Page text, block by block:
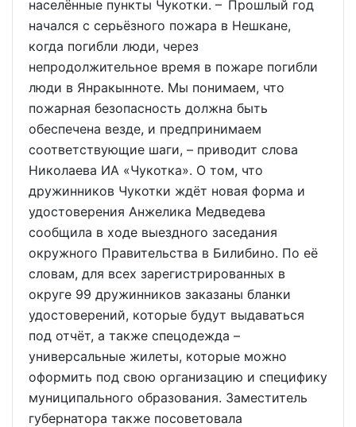
населённые пункты Чукотки. – Прошлый год
начался с серьёзного пожара в Нешкане,
когда погибли люди, через
непродолжительное время в пожаре погибли
люди в Янракынноте. Мы понимаем, что
пожарная безопасность должна быть
обеспечена везде, и предпринимаем
соответствующие шаги, – приводит слова
Николаева ИА «Чукотка». О том, что
дружинников Чукотки ждёт новая форма и
удостоверения Анжелика Медведева
сообщила в ходе выездного заседания
окружного Правительства в Билибино. По её
словам, для всех зарегистрированных в
округе 99 дружинников заказаны бланки
удостоверений, которые будут выдаваться
под отчёт, а также спецодежда –
универсальные жилеты, которые можно
оформить под свою организацию и специфику
муниципального образования. Заместитель
губернатора также посоветовала